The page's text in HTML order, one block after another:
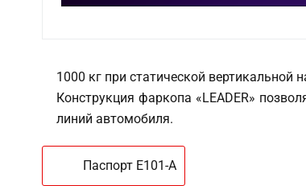
1000 кг при статической вертикальной
Конструкция фаркопа «LEADER»
линий автомобиля.
Паспорт E101-A